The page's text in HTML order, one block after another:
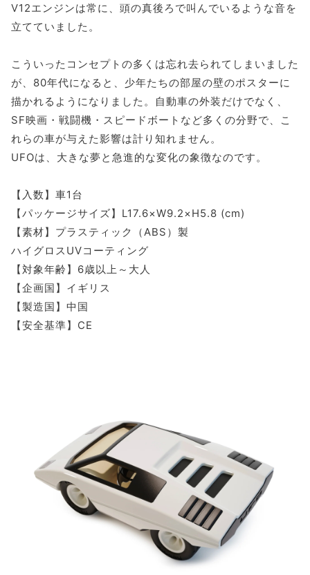
V12エンジンは常に、頭の真後ろで叫んでいるような音を
立てていました。
こういったコンセプトの多くは忘れ去られてしまいました
が、80年代になると、少年たちの部屋の壁のポスターに
描かれるようになりました。自動車の外装だけでなく、
SF映画・戦闘機・スピードボートなど多くの分野で、こ
れらの車が与えた影響は計り知れません。
UFOは、大きな夢と急進的な変化の象徴なのです。
【入数】車1台
【パッケージサイズ】L17.6×W9.2×H5.8 (cm)
【素材】プラスティック（ABS）製
ハイグロスUVコーティング
【対象年齢】6歳以上～大人
【企画国】イギリス
【製造国】中国
【安全基準】CE